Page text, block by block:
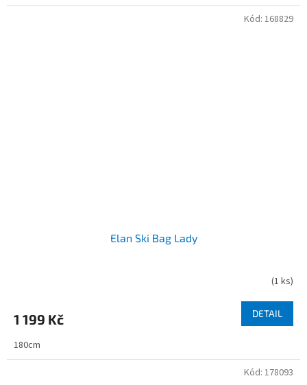
Elan Ski Bag Lady
(1 ks)
1 199 Kč DETAIL
180cm
Kód: 168829
Kód: 178093